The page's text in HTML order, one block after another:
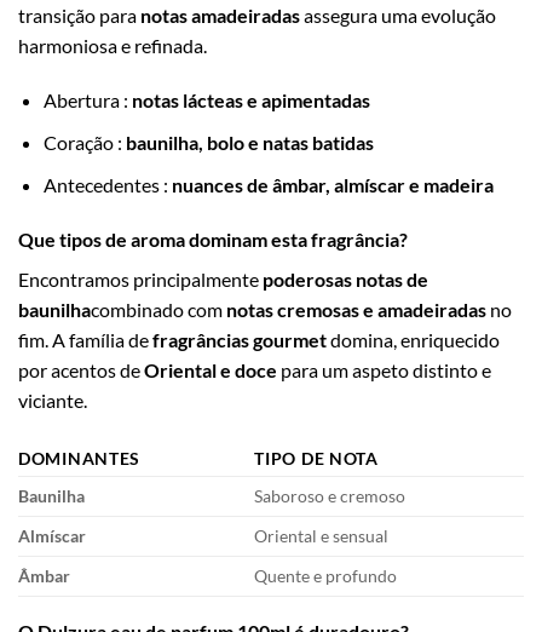
transição para notas amadeiradasassegura uma evolução
harmoniosa e refinada.
Abertura : notas lácteas e apimentadas
Coração : baunilha, bolo e natas batidas
Antecedentes : nuances de âmbar, almíscar e madeira
Que tipos de aroma dominam esta fragrância?
Encontramos principalmente poderosas notas de
baunilhacombinado com notas cremosas e amadeiradas no
fim. A família defragrâncias gourmetdomina, enriquecido
por acentos deOriental e doce para um aspeto distinto e
viciante.
DOMINANTES
TIPO DE NOTA
Baunilha
Saboroso e cremoso
Almíscar
Oriental e sensual
Âmbar
Quente e profundo